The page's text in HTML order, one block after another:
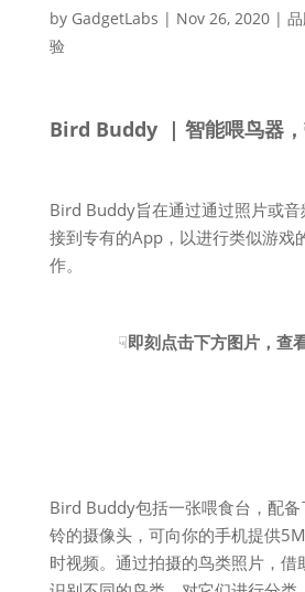
by GadgetLabs | Nov 26, 2020|
验
Bird Buddy | 智能喂鸟器，
Bird Buddy旨在通过通过照片或
接到专有的App，以进行类似游戏
作。
☟即刻点击下方图片，查
Bird Buddy包括一张喂食台，配
铃的摄像头，可向你的手机提供
时视频。通过拍摄的鸟类照片，借